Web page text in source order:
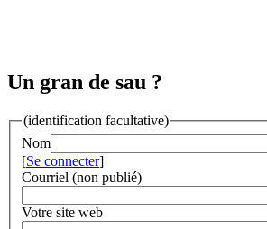
Un gran de sau ?
(identification facultative)
Nom
[Se connecter]
Courriel (non publié)
Votre site web